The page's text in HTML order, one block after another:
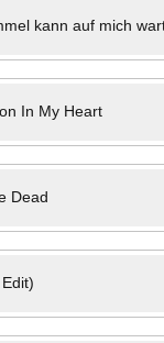
kann auf mich
In My Heart
Dead